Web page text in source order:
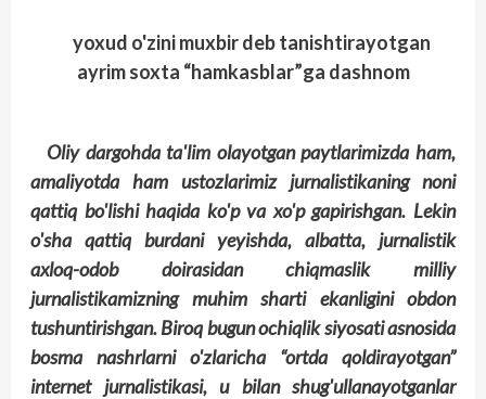
yoxud o'zini muxbir deb tanishtirayotgan
ayrim soxta “hamkasblar”ga dashnom
Oliy dargohda ta'lim olayotgan paytlarimizda ham,
amaliyotda ham ustozlarimiz jurnalistikaning noni
qattiq bo'lishi haqida ko'p va xo'p gapirishgan. Lekin
o'sha qattiq burdani yeyishda, albatta, jurnalistik
axloq-­odob doirasidan chiqmaslik milliy
jurnalistikamizning muhim sharti ekanligini obdon
tushuntirishgan. Biroq bugun ochiqlik siyosati asnosida
bosma nashrlarni o'zlaricha “ortda qoldirayotgan”
internet jurnalistikasi, u bilan shug'ullanayotganlar